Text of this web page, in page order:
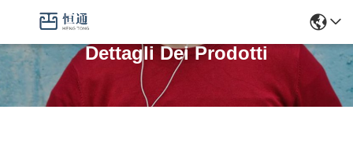
Dettagli Dei Prodotti